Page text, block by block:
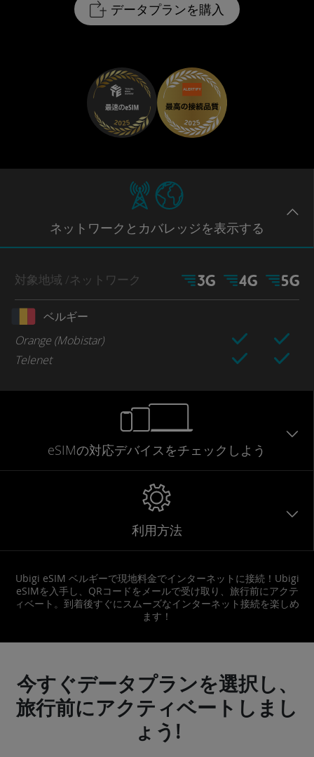
データプランを購入
ネットワークとカバレッジを表示する
対象地域 /ネットワーク
ベルギー
Orange (Mobistar)
Telenet
eSIMの対応デバイスをチェックしよう
利用方法
Ubigi eSIM ベルギーで現地料金でインターネットに接続！Ubigi
eSIMを入手し、QRコードをメールで受け取り、旅行前にアクテ
ィベート。到着後すぐにスムーズなインターネット接続を楽しめ
ます！
今すぐデータプランを選択し、
旅行前にアクティベートしまし
ょう!